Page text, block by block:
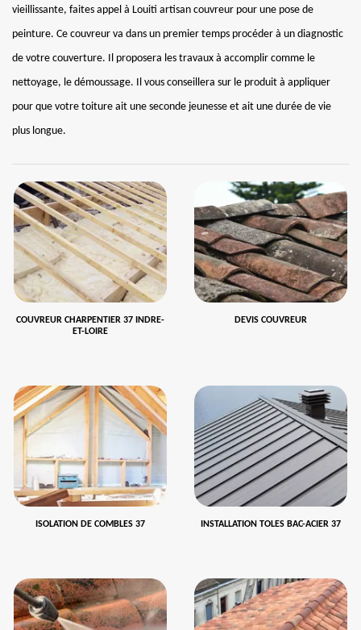
vieillissante, faites appel à Louiti artisan couvreur pour une pose de
peinture. Ce couvreur va dans un premier temps procéder à un diagnostic
de votre couverture. Il proposera les travaux à accomplir comme le
nettoyage, le démoussage. Il vous conseillera sur le produit à appliquer
pour que votre toiture ait une seconde jeunesse et ait une durée de vie
plus longue.
COUVREUR CHARPENTIER 37 INDRE-
ET-LOIRE
DEVIS COUVREUR
ISOLATION DE COMBLES 37 INSTALLATION TOLES BAC-ACIER 37